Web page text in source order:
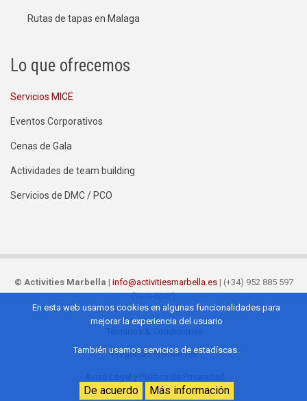
Rutas de tapas en Malaga
Lo que ofrecemos
Servicios MICE
Eventos Corporativos
Cenas de Gala
Actividades de team building
Servicios de DMC / PCO
© Activities Marbella | info@activitiesmarbella.es| (+34) 952 885 597
(9am-6pm)
Preguntas Frecuentes
En esta web usamos cookies en algunas funcionalidades para
mejorar la experiencia del usuario
También usamos servicios de estadíscas.
De acuerdo Más información